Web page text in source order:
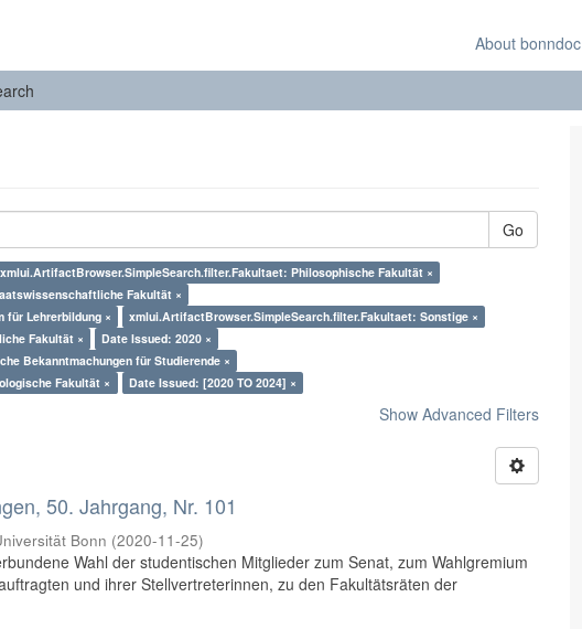
About bonndoc
Go
xmlui.ArtifactBrowser.SimpleSearch.filter.Fakultaet: Philosophische Fakultät ×
Fakultät ×
für Lehrerbildung ×
xmlui.ArtifactBrowser.SimpleSearch.filter.Fakultaet: Sonstige ×
Fakultät ×
Date Issued: 2020 ×
Bekanntmachungen für Studierende ×
Fakultät ×
Date Issued: [2020 TO 2024] ×
Show Advanced Filters
50. Jahrgang, Nr. 101
Bonn (2020-11-25)
Wahl der studentischen Mitglieder zum Senat, zum Wahlgremium
und ihrer Stellvertreterinnen, zu den Fakultätsräten der